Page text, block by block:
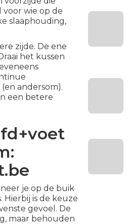
voor wie op de
slaaphouding,
zijde. De ene
het kussen
andersom).
een betere
je op de buik
Hierbij is de keuze
gevoel. De
maar behouden